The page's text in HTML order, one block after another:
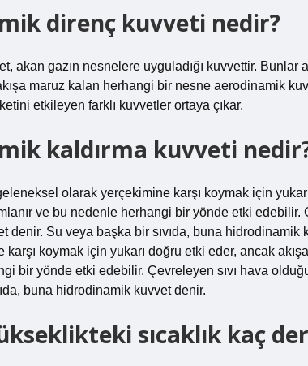
direnç kuvveti nedir?
akan gazın nesnelere uyguladığı kuvvettir.
maruz kalan herhangi bir nesne aerodinamik
etkileyen farklı kuvvetler ortaya çıkar.
kaldırma kuvveti
olarak yerçekimine karşı koymak için
ve bu nedenle herhangi bir yönde etki edebilir.
denir. Su veya başka bir sıvıda, buna hidrodinamik
koymak için yukarı doğru etki eder, ancak
bir yönde etki edebilir. Çevreleyen sıvı hava
buna hidrodinamik kuvvet denir.
sıcaklık kaç